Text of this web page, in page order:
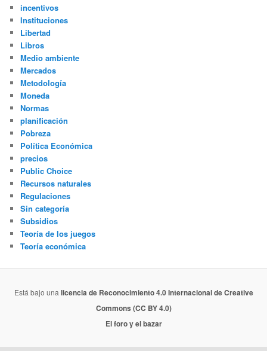
incentivos
Instituciones
Libertad
Libros
Medio ambiente
Mercados
Metodología
Moneda
Normas
planificación
Pobreza
Política Económica
precios
Public Choice
Recursos naturales
Regulaciones
Sin categoría
Subsidios
Teoría de los juegos
Teoría económica
Está bajo una licencia de Reconocimiento 4.0 Internacional de Creative
Commons (CC BY 4.0)
El foro y el bazar